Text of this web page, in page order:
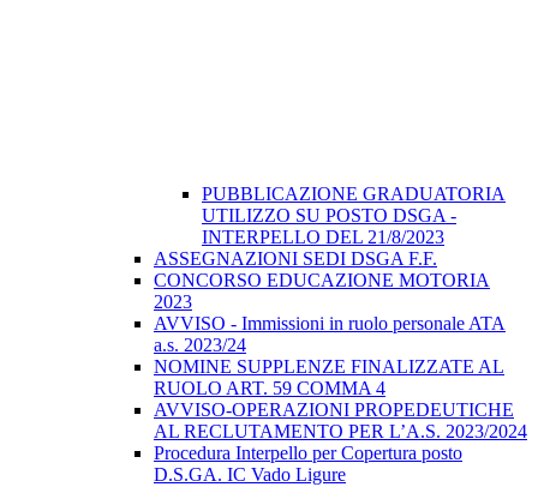
PUBBLICAZIONE GRADUATORIA
UTILIZZO SU POSTO DSGA -
INTERPELLO DEL 21/8/2023
ASSEGNAZIONI SEDI DSGA F.F.
CONCORSO EDUCAZIONE MOTORIA
2023
AVVISO - Immissioni in ruolo personale ATA
a.s. 2023/24
NOMINE SUPPLENZE FINALIZZATE AL
RUOLO ART. 59 COMMA 4
AVVISO-OPERAZIONI PROPEDEUTICHE
AL RECLUTAMENTO PER L’A.S. 2023/2024
Procedura Interpello per Copertura posto
D.S.GA. IC Vado Ligure